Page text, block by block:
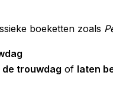
boeketten zoals
de trouwdag of laten